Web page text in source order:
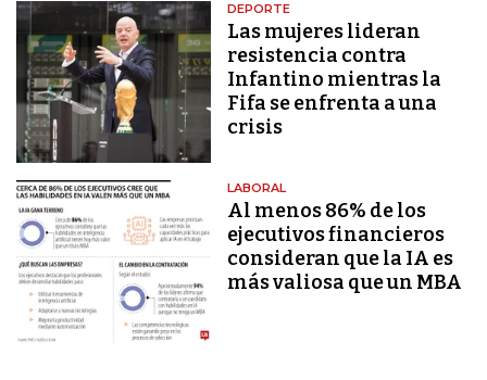
DEPORTE
Las mujeres lideran
resistencia contra
Infantino mientras la
Fifa se enfrenta a una
crisis
LABORAL
Al menos 86% de los
ejecutivos financieros
consideran que la IA es
más valiosa que un MBA